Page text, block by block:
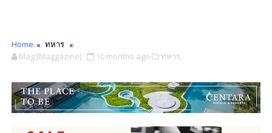
Home
ทหาร
Mag [Maggazine]
10 months ago ทหาร,